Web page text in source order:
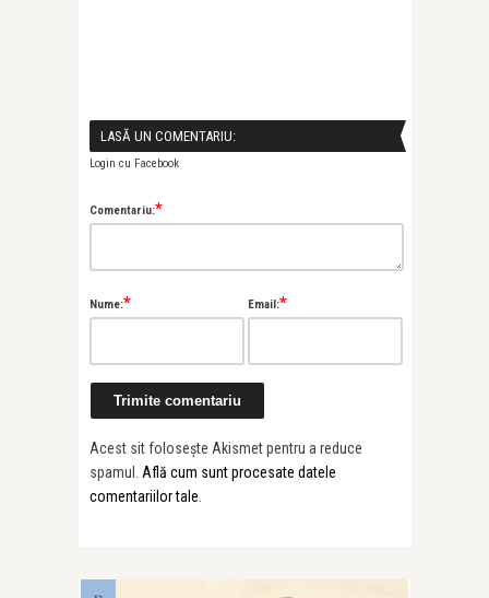
LASĂ UN COMENTARIU:
Login cu Facebook
Comentariu:*
Nume:* Email:*
Acest sit folosește Akismet pentru a reduce
spamul. Află cum sunt procesate datele
comentariilor tale